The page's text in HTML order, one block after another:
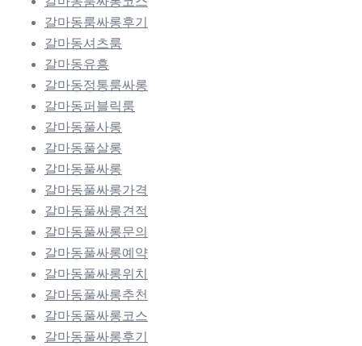
갈마동룸싸롱후기
갈마동셔츠룸
갈마동유흥
갈마동정통룸싸롱
갈마동퍼블릭룸
갈마동풀사롱
갈마동풀살롱
갈마동풀싸롱
갈마동풀싸롱가격
갈마동풀싸롱견적
갈마동풀싸롱문의
갈마동풀싸롱예약
갈마동풀싸롱위치
갈마동풀싸롱추천
갈마동풀싸롱코스
갈마동풀싸롱후기